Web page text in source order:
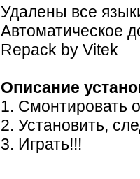
Удалены все
Автоматическое
Repack by Vitek
Описание
1. Смонтировать
2. Установить,
3. Играть!!!